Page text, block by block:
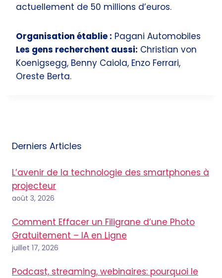
actuellement de 50 millions d’euros.
Organisation établie : Pagani Automobiles
Les gens recherchent aussi: Christian von
Koenigsegg, Benny Caiola, Enzo Ferrari,
Oreste Berta.
Derniers Articles
L’avenir de la technologie des smartphones à
projecteur
août 3, 2026
Comment Effacer un Filigrane d’une Photo
Gratuitement – IA en Ligne
juillet 17, 2026
Podcast, streaming, webinaires: pourquoi le